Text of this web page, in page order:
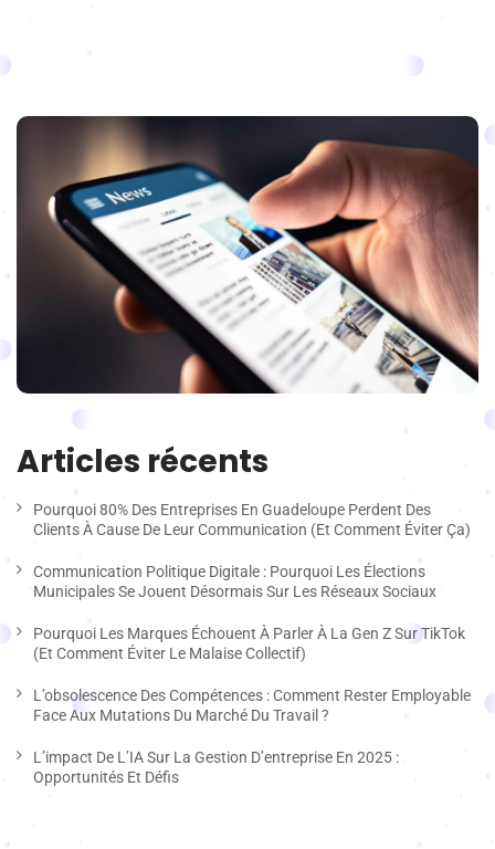
Articles récents
Pourquoi 80% Des Entreprises En Guadeloupe Perdent Des
Clients À Cause De Leur Communication (et Comment Éviter Ça)
Communication Politique Digitale : Pourquoi Les Élections
Municipales Se Jouent Désormais Sur Les Réseaux Sociaux
Pourquoi Les Marques Échouent À Parler À La Gen Z Sur TikTok
(et Comment Éviter Le Malaise Collectif)
L’obsolescence Des Compétences : Comment Rester Employable
Face Aux Mutations Du Marché Du Travail ?
L’impact De L’IA Sur La Gestion D’entreprise En 2025 :
Opportunités Et Défis